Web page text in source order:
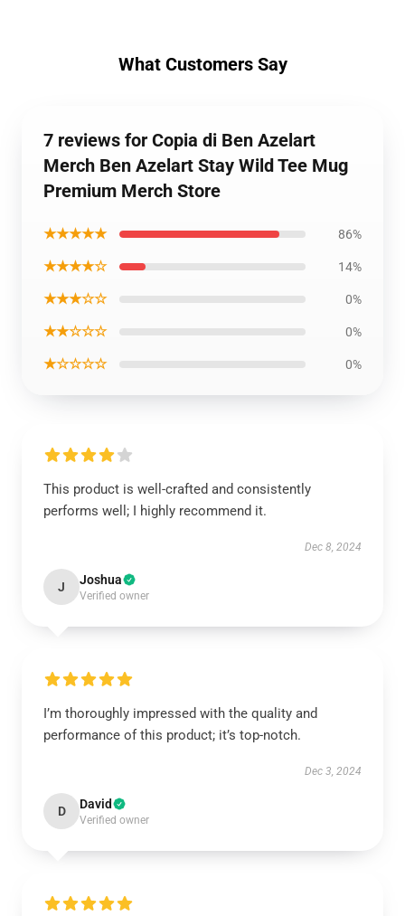
What Customers Say
7 reviews for Copia di Ben Azelart
Merch Ben Azelart Stay Wild Tee Mug
Premium Merch Store
★★★★★ 86%
★★★★☆ 14%
★★★☆☆ 0%
★★☆☆☆ 0%
★☆☆☆☆ 0%
This product is well-crafted and consistently
performs well; I highly recommend it.
Dec 8, 2024
J Joshua
Verified owner
I’m thoroughly impressed with the quality and
performance of this product; it’s top-notch.
Dec 3, 2024
D David
Verified owner